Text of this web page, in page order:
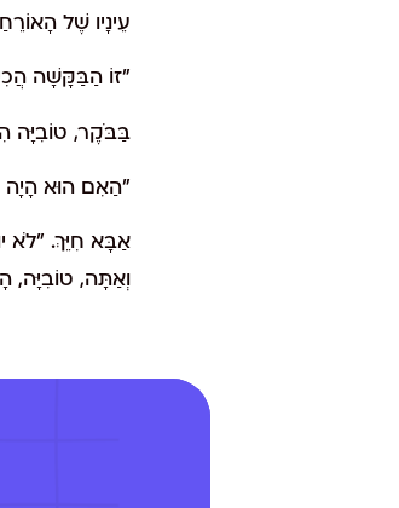
עֵינָיו שֶׁל
"זוֹ הַבַּקָּשָׁה
בַּבֹּקֶר, טוֹבִיָּה
"הַאִם הוּא הָיָה
אַבָּא חִיֵּךְ. "לֹא
וְאַתָּה, טוֹבִיָּה,